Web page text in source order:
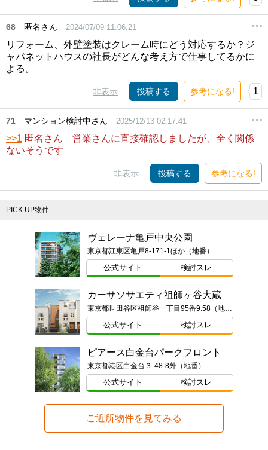
68 匿名さん 2024/07/09 11:06:21
リフォーム、外壁塗装はクレーム時にどう対応するか？ジ
ャパネットハウスの社長がどんな考え方で仕事してるかに
よる。
非表示 投稿する 参考になる! 1
71 マンション検討中さん 2025/12/13 02:17:41
>>1 匿名さん 営業さんに直接確認しましたが、全く関係
ないそうです
非表示 投稿する 参考になる!
PICK UP物件
ヴェレーナ亀戸中央公園
東京都江東区亀戸8-171-1ほか（地番）
公式サイト 検討スレ
カーサソサエティ祖師ヶ谷大蔵
東京都世田谷区祖師谷一丁目95番9.58（地番）ほか
公式サイト 検討スレ
ピアース白金台パークフロント
東京都港区白金台３-48-8外（地番）
公式サイト 検討スレ
ご近所物件を見てみる